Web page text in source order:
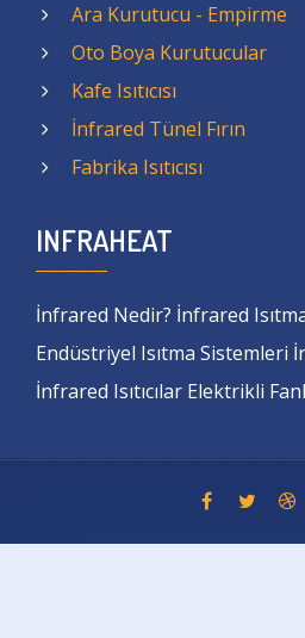
Ara Kurutucu - Empirme
Oto Boya Kurutucular
Kafe Isıtıcısı
İnfrared Tünel Fırın
Fabrika Isıtıcısı
INFRAHEAT
İnfrared Nedir? İnfrared
Endüstriyel Isıtma Sistemleri
İnfrared Isıtıcılar Elektrikli